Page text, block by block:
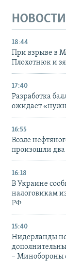
НОВОСТИ
18:44
При взрыве в
Плохотнюк и
17:40
Разработка
ожидает
16:55
Возле
произошли два
16:18
В Украине
налоговикам
РФ
15:40
Нидерланды не
– Минобороны